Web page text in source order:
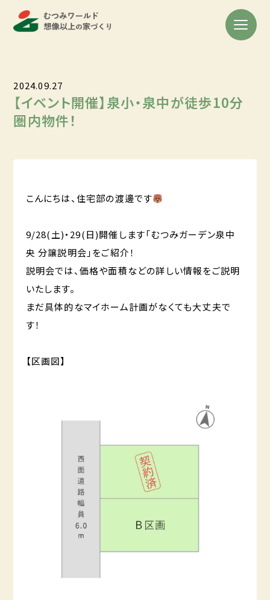
2024.09.27
【イベント開催】泉小・泉中が徒歩10分
圏内物件！
こんにちは、住宅部の渡邊です
9/28(土)・29(日)開催します「むつみガーデン泉中
央 分譲説明会」をご紹介！
説明会では、価格や面積などの詳しい情報をご説明
いたします。
まだ具体的なマイホーム計画がなくても大丈夫で
す！
【区画図】